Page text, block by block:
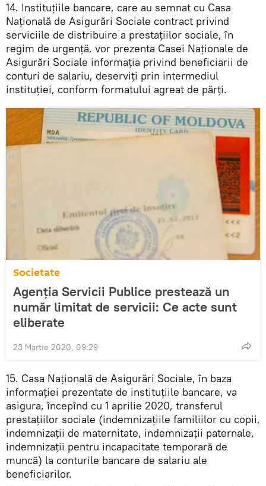
14. Instituțiile bancare, care au semnat cu Casa
Națională de Asigurări Sociale contract privind
serviciile de distribuire a prestațiilor sociale, în
regim de urgență, vor prezenta Casei Naționale de
Asigurări Sociale informația privind beneficiarii de
conturi de salariu, deserviți prin intermediul
instituției, conform formatului agreat de părți.
Societate
Agenția Servicii Publice prestează un
număr limitat de servicii: Ce acte sunt
eliberate
23 Martie 2020, 09:29
15. Casa Națională de Asigurări Sociale, în baza
informației prezentate de instituțiile bancare, va
asigura, începînd cu 1 aprilie 2020, transferul
prestațiilor sociale (indemnizațiile familiilor cu copii,
indemnizații de maternitate, indemnizații paternale,
indemnizații pentru incapacitate temporară de
muncă) la conturile bancare de salariu ale
beneficiarilor.